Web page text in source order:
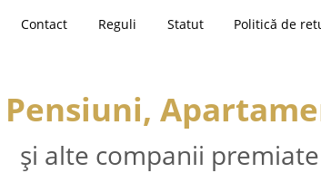
Contact Reguli Statut Politică de
și alte companii